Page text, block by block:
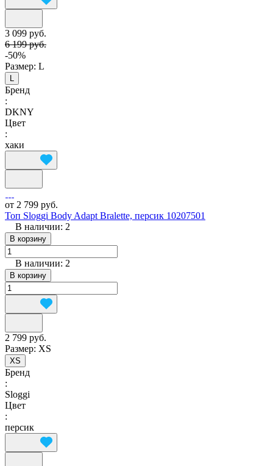
3 099 руб.
6 199 руб.
-50%
Размер: L
L
Бренд
:
DKNY
Цвет
:
хаки
от 2 799 руб.
Топ Sloggi Body Adapt Bralette, персик 10207501
В наличии: 2
В корзину
В наличии: 2
В корзину
2 799 руб.
Размер: XS
XS
Бренд
:
Sloggi
Цвет
:
персик